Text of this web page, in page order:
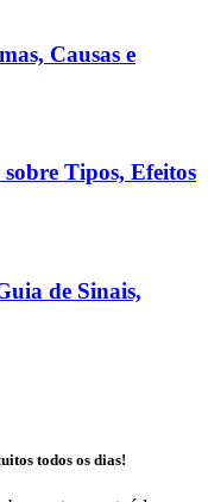
Causas e
Tipos, Efeitos
de Sinais,
todos os dias!